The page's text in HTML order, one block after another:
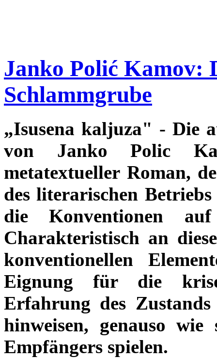
Janko Polić Kamov:
Schlammgrube
„Isusena kaljuza" - Die
von Janko Polic
metatextueller Roman,
des literarischen
die Konventionen
Charakteristisch an
konventionellen
Eignung für die
Erfahrung des
hinweisen, genauso
Empfängers spielen.